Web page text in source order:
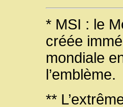
* MSI : le
créée
mondiale
l’emblème.
**